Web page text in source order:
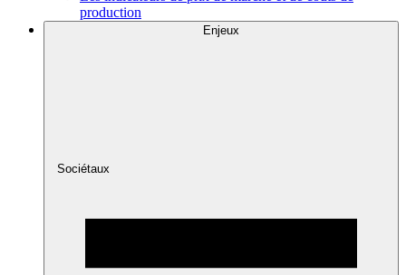
production
Enjeux
Sociétaux